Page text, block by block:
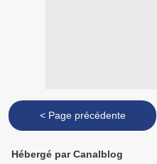
< Page précédente
Hébergé par Canalblog